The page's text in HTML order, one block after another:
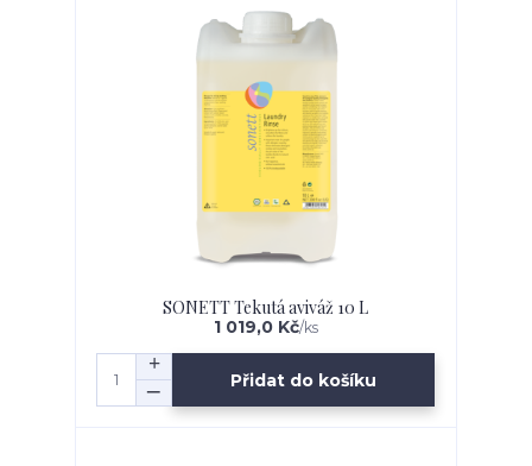
SONETT Tekutá aviváž 10 L
1 019,0 Kč/ks
Přidat do košíku